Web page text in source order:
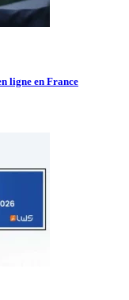
ligne en France